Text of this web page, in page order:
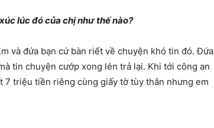
lúc đó của chị như thế nào?
và đứa bạn cứ bàn riết về chuyện khó tin đó. Đứa
tin chuyện cướp xong lén trả lại. Khi tới công an
7 triệu tiền riêng cùng giấy tờ tùy thân nhưng em